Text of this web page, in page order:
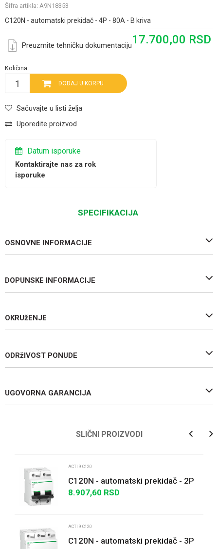
Šifra artikla: A9N18353
C120N - automatski prekidač - 4P - 80A - B kriva
Preuzmite tehničku dokumentaciju17.700,00 RSD
Količina:
DODAJ U KORPU
Sačuvajte u listi želja
Uporedite proizvod
Datum isporuke
Kontaktirajte nas za rok
isporuke
SPECIFIKACIJA
OSNOVNE INFORMACIJE
DOPUNSKE INFORMACIJE
OKRUžENJE
ODRžIVOST PONUDE
UGOVORNA GARANCIJA
Poruka
SLIČNI PROIZVODI
ACTI 9 C120
C120N - automatski prekidač - 2P
- 100A - B kriva
8.907,60 RSD
ACTI 9 C120
C120N - automatski prekidač - 3P